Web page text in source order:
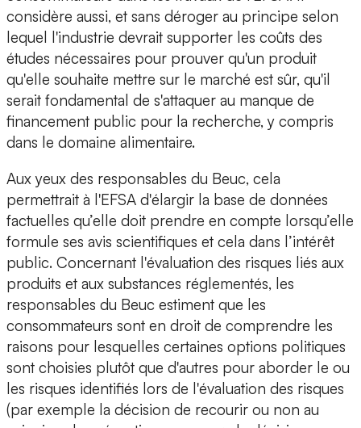
considère aussi, et sans déroger au principe selon
lequel l'industrie devrait supporter les coûts des
études nécessaires pour prouver qu'un produit
qu'elle souhaite mettre sur le marché est sûr, qu'il
serait fondamental de s'attaquer au manque de
financement public pour la recherche, y compris
dans le domaine alimentaire.
Aux yeux des responsables du Beuc, cela
permettrait à l'EFSA d'élargir la base de données
factuelles qu’elle doit prendre en compte lorsqu’elle
formule ses avis scientifiques et cela dans l’intérêt
public. Concernant l'évaluation des risques liés aux
produits et aux substances réglementés, les
responsables du Beuc estiment que les
consommateurs sont en droit de comprendre les
raisons pour lesquelles certaines options politiques
sont choisies plutôt que d'autres pour aborder le ou
les risques identifiés lors de l'évaluation des risques
(par exemple la décision de recourir ou non au